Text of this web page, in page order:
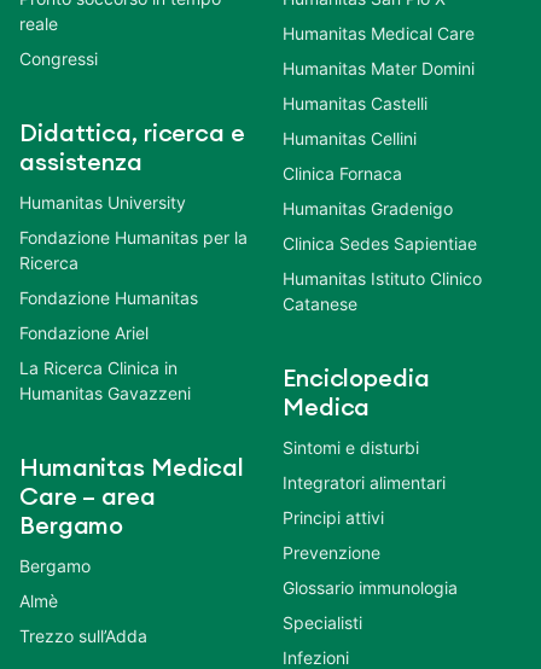
reale
Congressi
Didattica, ricerca e
assistenza
Humanitas University
Fondazione Humanitas per la
Ricerca
Fondazione Humanitas
Fondazione Ariel
La Ricerca Clinica in
Humanitas Gavazzeni
Humanitas Medical
Care – area
Bergamo
Bergamo
Almè
Trezzo sull’Adda
Humanitas Medical Care
Humanitas Mater Domini
Humanitas Castelli
Humanitas Cellini
Clinica Fornaca
Humanitas Gradenigo
Clinica Sedes Sapientiae
Humanitas Istituto Clinico
Catanese
Enciclopedia
Medica
Sintomi e disturbi
Integratori alimentari
Principi attivi
Prevenzione
Glossario immunologia
Specialisti
Infezioni